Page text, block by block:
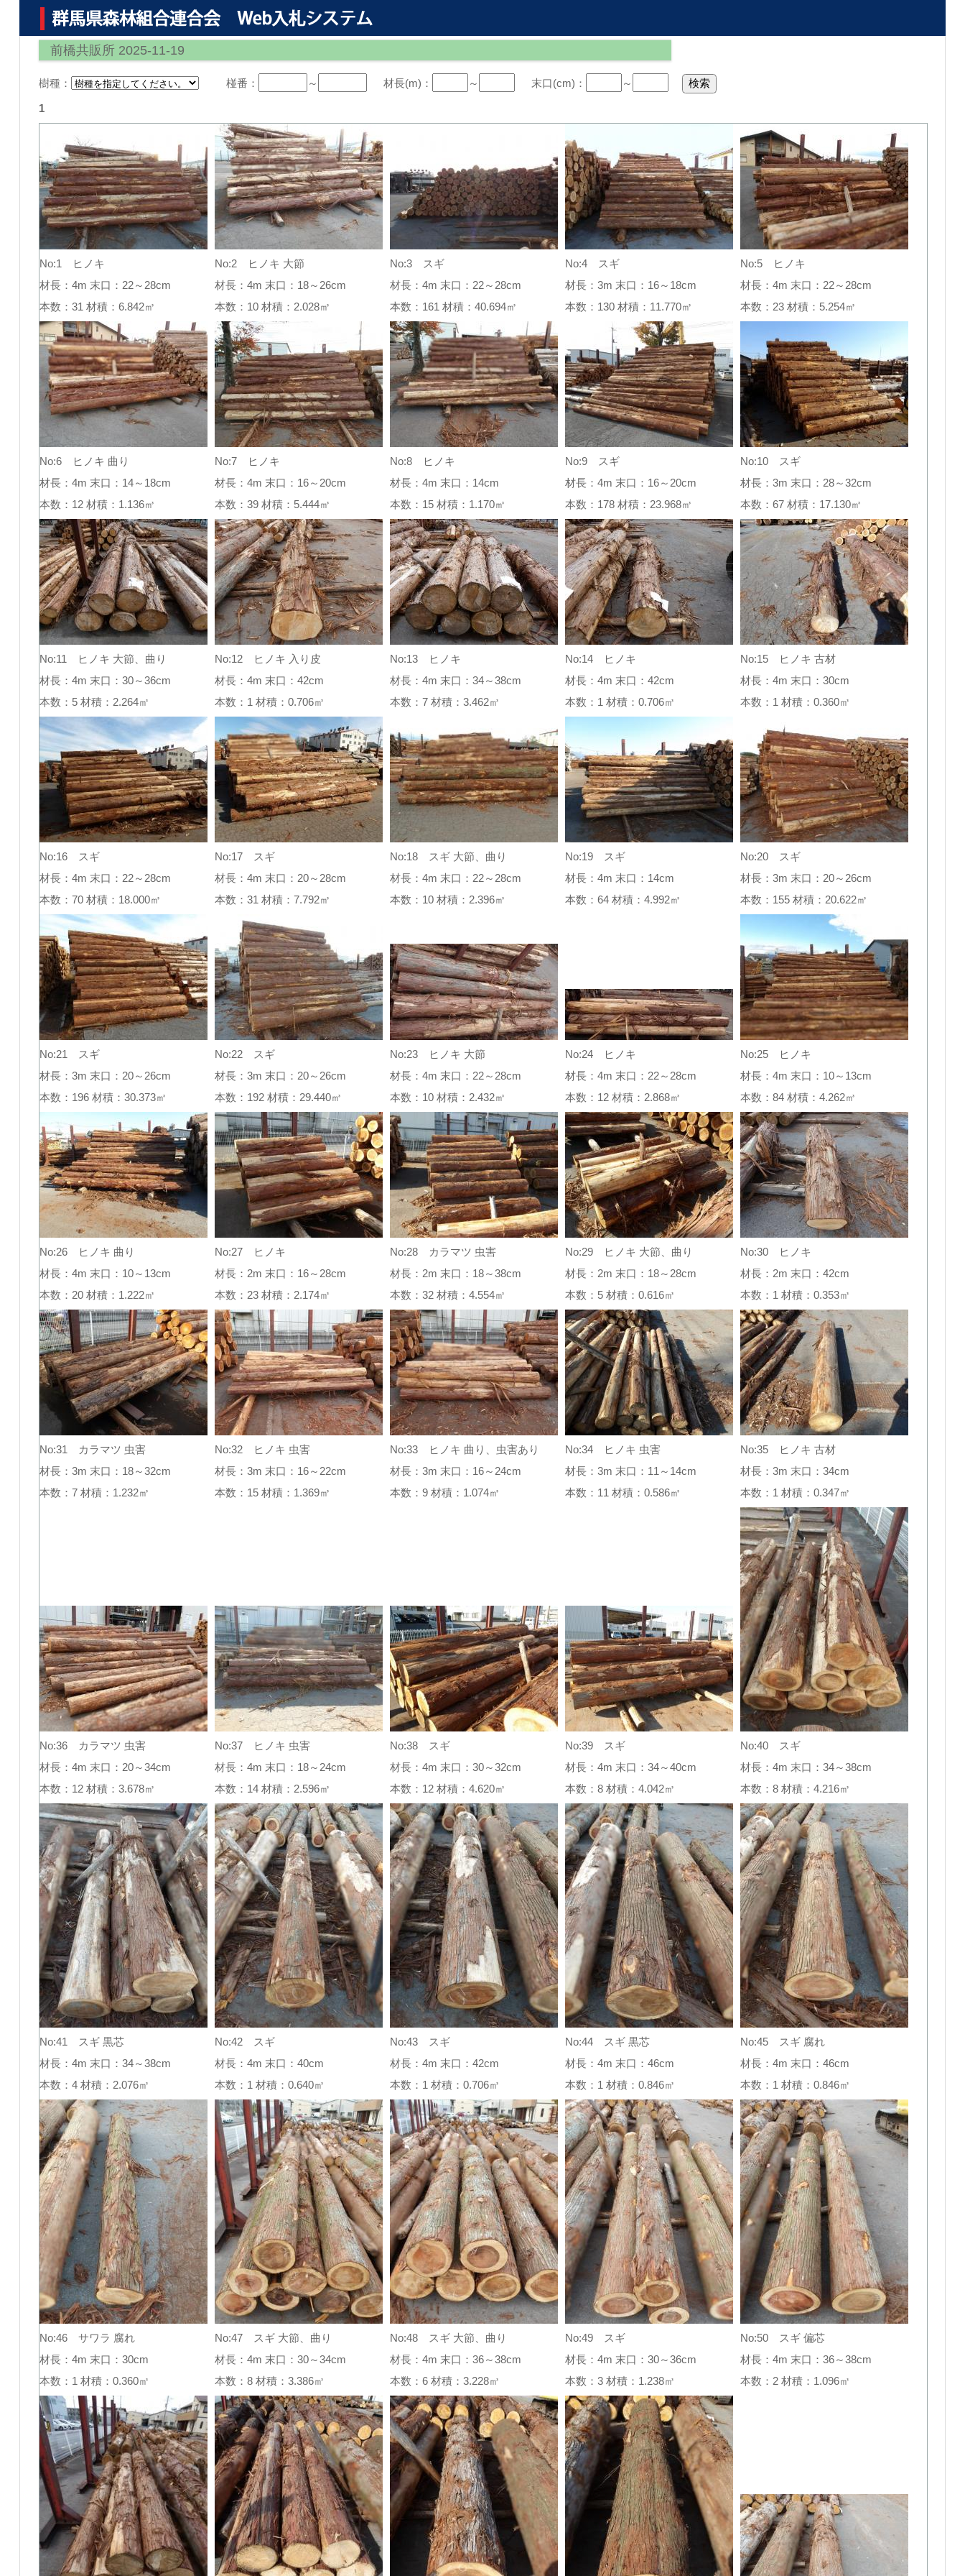
前橋共販所 2025-11-19
樹種： 椪番： ～ 材長(m)： ～ 末口(cm)： ～
1
No:1 ヒノキ
材長：4m 末口：22～28cm
本数：31 材積：6.842㎥
No:2 ヒノキ 大節
材長：4m 末口：18～26cm
本数：10 材積：2.028㎥
No:3 スギ
材長：4m 末口：22～28cm
本数：161 材積：40.694㎥
No:4 スギ
材長：3m 末口：16～18cm
本数：130 材積：11.770㎥
No:5 ヒノキ
材長：4m 末口：22～28cm
本数：23 材積：5.254㎥
No:6 ヒノキ 曲り
材長：4m 末口：14～18cm
本数：12 材積：1.136㎥
No:7 ヒノキ
材長：4m 末口：16～20cm
本数：39 材積：5.444㎥
No:8 ヒノキ
材長：4m 末口：14cm
本数：15 材積：1.170㎥
No:9 スギ
材長：4m 末口：16～20cm
本数：178 材積：23.968㎥
No:10 スギ
材長：3m 末口：28～32cm
本数：67 材積：17.130㎥
No:11 ヒノキ 大節、曲り
材長：4m 末口：30～36cm
本数：5 材積：2.264㎥
No:12 ヒノキ 入り皮
材長：4m 末口：42cm
本数：1 材積：0.706㎥
No:13 ヒノキ
材長：4m 末口：34～38cm
本数：7 材積：3.462㎥
No:14 ヒノキ
材長：4m 末口：42cm
本数：1 材積：0.706㎥
No:15 ヒノキ 古材
材長：4m 末口：30cm
本数：1 材積：0.360㎥
No:16 スギ
材長：4m 末口：22～28cm
本数：70 材積：18.000㎥
No:17 スギ
材長：4m 末口：20～28cm
本数：31 材積：7.792㎥
No:18 スギ 大節、曲り
材長：4m 末口：22～28cm
本数：10 材積：2.396㎥
No:19 スギ
材長：4m 末口：14cm
本数：64 材積：4.992㎥
No:20 スギ
材長：3m 末口：20～26cm
本数：155 材積：20.622㎥
No:21 スギ
材長：3m 末口：20～26cm
本数：196 材積：30.373㎥
No:22 スギ
材長：3m 末口：20～26cm
本数：192 材積：29.440㎥
No:23 ヒノキ 大節
材長：4m 末口：22～28cm
本数：10 材積：2.432㎥
No:24 ヒノキ
材長：4m 末口：22～28cm
本数：12 材積：2.868㎥
No:25 ヒノキ
材長：4m 末口：10～13cm
本数：84 材積：4.262㎥
No:26 ヒノキ 曲り
材長：4m 末口：10～13cm
本数：20 材積：1.222㎥
No:27 ヒノキ
材長：2m 末口：16～28cm
本数：23 材積：2.174㎥
No:28 カラマツ 虫害
材長：2m 末口：18～38cm
本数：32 材積：4.554㎥
No:29 ヒノキ 大節、曲り
材長：2m 末口：18～28cm
本数：5 材積：0.616㎥
No:30 ヒノキ
材長：2m 末口：42cm
本数：1 材積：0.353㎥
No:31 カラマツ 虫害
材長：3m 末口：18～32cm
本数：7 材積：1.232㎥
No:32 ヒノキ 虫害
材長：3m 末口：16～22cm
本数：15 材積：1.369㎥
No:33 ヒノキ 曲り、虫害あり
材長：3m 末口：16～24cm
本数：9 材積：1.074㎥
No:34 ヒノキ 虫害
材長：3m 末口：11～14cm
本数：11 材積：0.586㎥
No:35 ヒノキ 古材
材長：3m 末口：34cm
本数：1 材積：0.347㎥
No:36 カラマツ 虫害
材長：4m 末口：20～34cm
本数：12 材積：3.678㎥
No:37 ヒノキ 虫害
材長：4m 末口：18～24cm
本数：14 材積：2.596㎥
No:38 スギ
材長：4m 末口：30～32cm
本数：12 材積：4.620㎥
No:39 スギ
材長：4m 末口：34～40cm
本数：8 材積：4.042㎥
No:40 スギ
材長：4m 末口：34～38cm
本数：8 材積：4.216㎥
No:41 スギ 黒芯
材長：4m 末口：34～38cm
本数：4 材積：2.076㎥
No:42 スギ
材長：4m 末口：40cm
本数：1 材積：0.640㎥
No:43 スギ
材長：4m 末口：42cm
本数：1 材積：0.706㎥
No:44 スギ 黒芯
材長：4m 末口：46cm
本数：1 材積：0.846㎥
No:45 スギ 腐れ
材長：4m 末口：46cm
本数：1 材積：0.846㎥
No:46 サワラ 腐れ
材長：4m 末口：30cm
本数：1 材積：0.360㎥
No:47 スギ 大節、曲り
材長：4m 末口：30～34cm
本数：8 材積：3.386㎥
No:48 スギ 大節、曲り
材長：4m 末口：36～38cm
本数：6 材積：3.228㎥
No:49 スギ
材長：4m 末口：30～36cm
本数：3 材積：1.238㎥
No:50 スギ 偏芯
材長：4m 末口：36～38cm
本数：2 材積：1.096㎥